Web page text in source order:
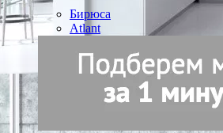
Бирюса
Atlant